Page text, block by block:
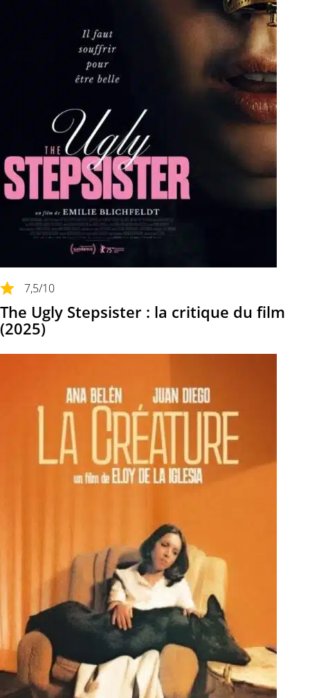
7,5/10
The Ugly Stepsister : la critique du film
(2025)